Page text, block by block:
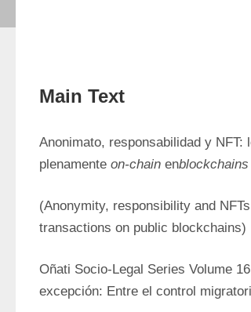
Main Text
Anonimato, responsabilidad y
plenamente on-chain enblockchains
(Anonymity, responsibility and
transactions on public blockchains)
Oñati Socio-Legal Series Volume
excepción: Entre el control